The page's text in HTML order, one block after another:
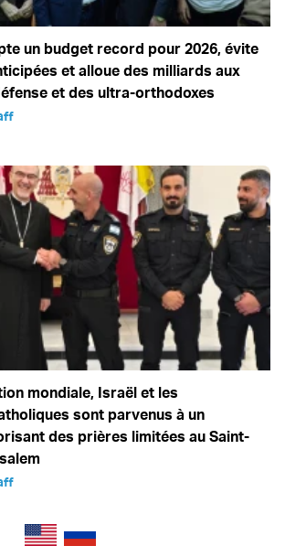
un budget record pour 2026, évite
et alloue des milliards aux
et des ultra-orthodoxes
mondiale, Israël et les
sont parvenus à un
des prières limitées au Saint-